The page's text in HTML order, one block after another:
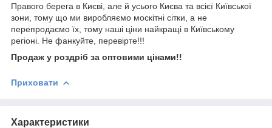
Правого берега в Києві, але й усього Києва та всієї Київської
зони, тому що ми виробляємо москітні сітки, а не
перепродаємо їх, тому наші ціни найкращі в Київському
регіоні. Не фанкуйте, перевірте!!!
Продаж у роздріб за оптовими цінами!!
Приховати
Характеристики